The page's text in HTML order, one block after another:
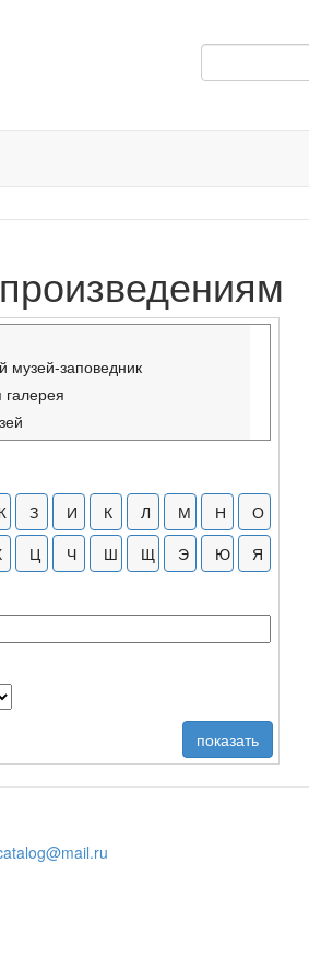
музей-заповедник
галерея
Ужгород
музей
Украины, Киев
Владикавказ
культуры им. М.И.Глинки